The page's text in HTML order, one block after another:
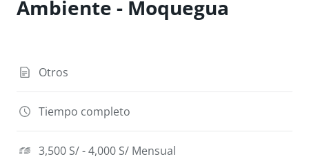
Ambiente - Moquegua
Otros
Tiempo completo
3,500 S/ - 4,000 S/ Mensual